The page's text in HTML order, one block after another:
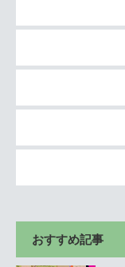
おすすめ記事